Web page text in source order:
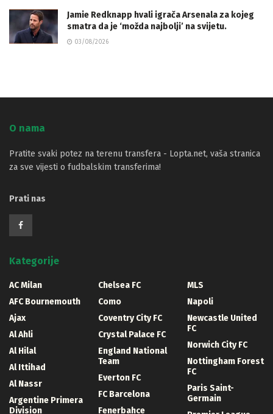
Jamie Redknapp hvali igrača Arsenala za kojeg
smatra da je ‘možda najbolji’ na svijetu.
03/08/2026
O nama
Pratite svaki potez na terenu transfera - Lopta.net, vaša stranica
za sve vijesti o fudbalskim transferima!
Prati nas
Kategorije
AC Milan
AFC Bournemouth
Ajax
Al Ahli
Al Hilal
Al Ittihad
Al Nassr
Argentine Primera
Division
Chelsea FC
Como
Coventry City FC
Crystal Palace FC
England National
Team
Everton FC
FC Barcelona
Fenerbahce
MLS
Napoli
Newcastle United
FC
Norwich City FC
Nottingham Forest
FC
Paris Saint-
Germain